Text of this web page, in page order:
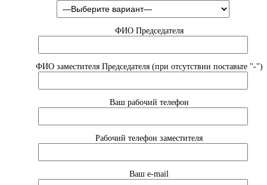
ФИО Председателя
ФИО заместителя Председателя (при отсутствии поставьте "-")
Ваш рабочий телефон
Рабочий телефон заместителя
Ваш e-mail